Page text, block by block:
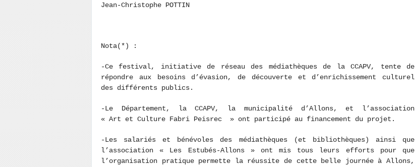
Jean-Christophe POTTIN
Nota(*) :
-Ce festival, initiative de réseau des médiathèques de la CCAPV, tente de
répondre aux besoins d’évasion, de découverte et d’enrichissement culturel
des différents publics.
-Le Département, la CCAPV, la municipalité d’Allons, et l’association
« Art et Culture Fabri Peisrec » ont participé au financement du projet.
-Les salariés et bénévoles des médiathèques (et bibliothèques) ainsi que
l’association « Les Estubés-Allons » ont mis tous leurs efforts pour que
l’organisation pratique permette la réussite de cette belle journée à Allons,